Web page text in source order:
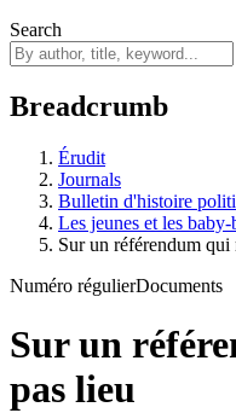
Search
Breadcrumb
Érudit
Journals
Bulletin d'histoire
Les jeunes et les baby-
Sur un référendum qui
Numéro régulierDocuments
Sur un
pas lieu